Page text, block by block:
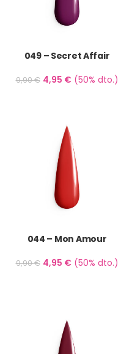
049 – Secret Affair
9,90€ 4,95 €(50% dto.)
044 – Mon Amour
9,90€ 4,95 €(50% dto.)